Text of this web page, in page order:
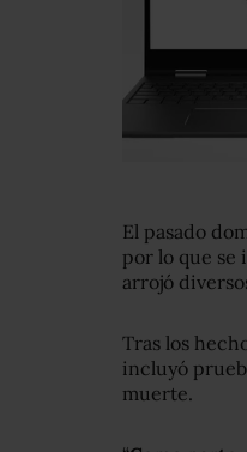
El pasado
por lo que se
arrojó
Tras los
incluyó
muerte.